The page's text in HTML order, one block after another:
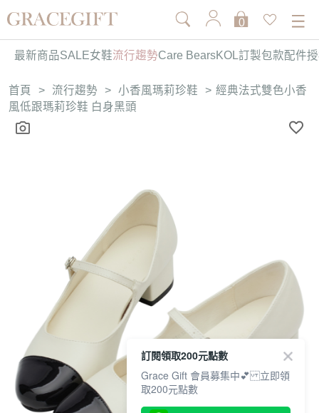
0
最新商品SALE女鞋流行趨勢Care BearsKOL訂製包款配件
首頁 > 流行趨勢 > 小香風瑪莉珍鞋 > 經典法式雙色小香
風低跟瑪莉珍鞋 白身黑頭
訂閱領取200元點數
Grace Gift 會員募集中💕 立即領
取200元點數